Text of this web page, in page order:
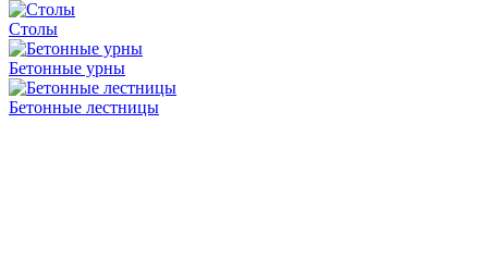
Столы
Бетонные урны
Бетонные лестницы